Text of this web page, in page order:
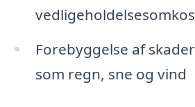
Forebyggelse af
som regn, sne og vind